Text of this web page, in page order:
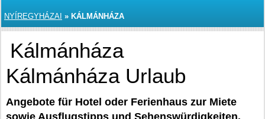
NYÍREGYHÁZAI » KÁLMÁNHÁZA
Kálmánháza
Kálmánháza Urlaub
Angebote für Hotel oder Ferienhaus zur Miete
sowie Ausflugstipps und Sehenswürdigkeiten.